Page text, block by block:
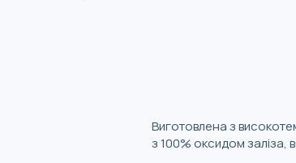
Виготовлена з
з 100% оксидом заліза,